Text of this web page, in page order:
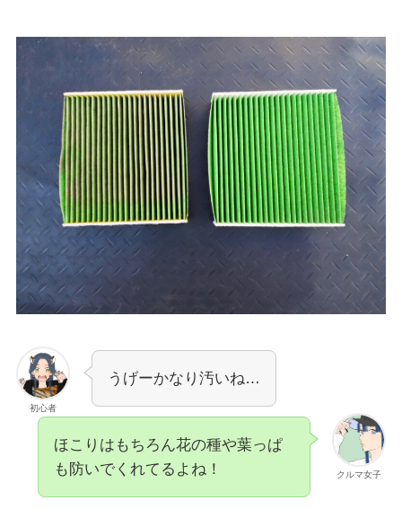
初心者
うげーかなり汚いね…
クルマ女子
ほこりはもちろん花の種や葉っぱ
も防いでくれてるよね！